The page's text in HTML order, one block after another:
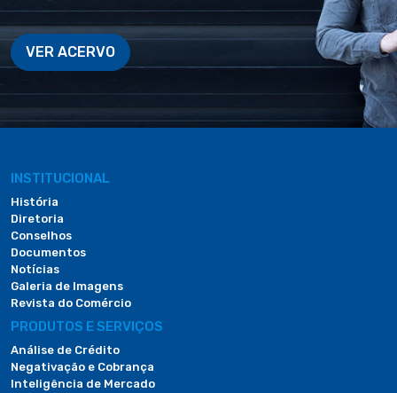
VER ACERVO
INSTITUCIONAL
História
Diretoria
Conselhos
Documentos
Notícias
Galeria de Imagens
Revista do Comércio
PRODUTOS E SERVIÇOS
Análise de Crédito
Negativação e Cobrança
Inteligência de Mercado